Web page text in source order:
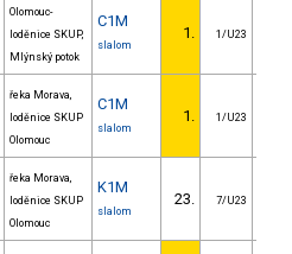
Olomouc-
loděnice SKUP,
Mlýnský potok
C1M
slalom
1. 1/U23
řeka Morava,
loděnice SKUP
Olomouc
C1M
slalom
1. 1/U23
řeka Morava,
loděnice SKUP
Olomouc
K1M
slalom
23. 7/U23